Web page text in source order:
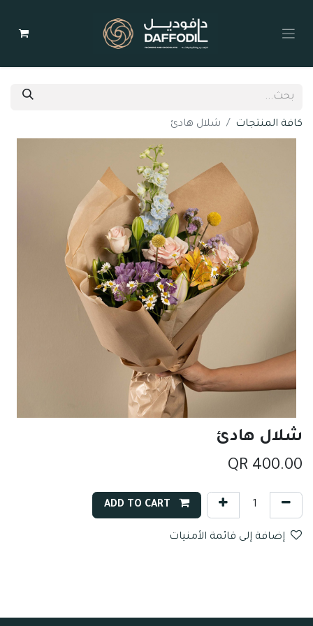
كافة المنتجات شلال هادئ
شلال هادئ
400.00
ADD TO CART
إضافة إلى قائمة الأمنيات